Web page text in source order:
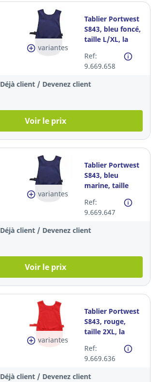
variantes
Tablier Portwest
S843, bleu foncé,
taille L/XL, la
Ref:
9.669.658
Déjà client / Devenez client
Voir le prix
variantes
Tablier Portwest
S843, bleu
marine, taille
Ref:
9.669.647
Déjà client / Devenez client
Voir le prix
variantes
Tablier Portwest
S843, rouge,
taille 2XL, la
Ref:
9.669.636
Déjà client / Devenez client